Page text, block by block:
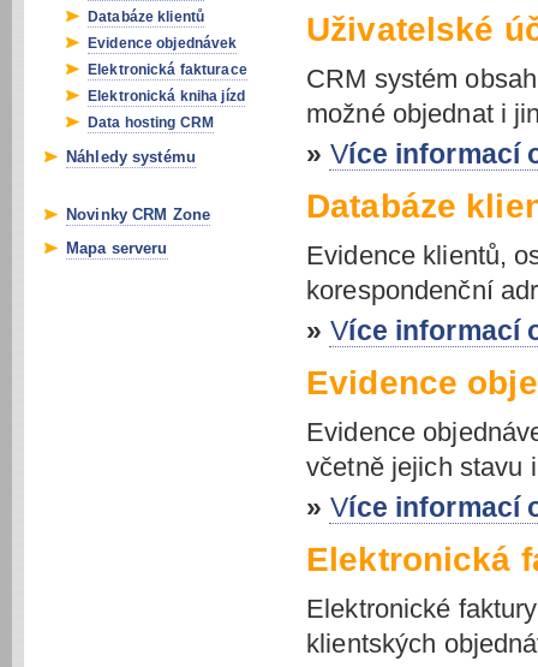
Databáze klientů
Evidence objednávek
Elektronická fakturace
Elektronická kniha jízd
Data hosting CRM
Náhledy systému
Novinky CRM Zone
Mapa serveru
Uživatelské
CRM systém
možné objednat i
» Více
Databáze
Evidence klientů,
korespondenční
» Více
Evidence
Evidence
včetně jejich stavu
» Více
Elektronická
Elektronické
klientských